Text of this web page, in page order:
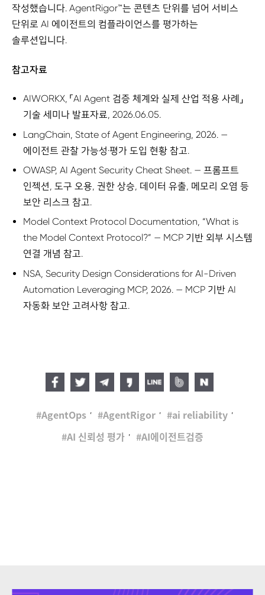
작성했습니다. AgentRigor™는 콘텐츠 단위를 넘어 서비스
단위로 AI 에이전트의 컴플라이언스를 평가하는
솔루션입니다.
참고자료
AIWORKX, 「AI Agent 검증 체계와 실제 산업 적용 사례」
기술 세미나 발표자료, 2026.06.05.
LangChain, State of Agent Engineering, 2026. —
에이전트 관찰 가능성·평가 도입 현황 참고.
OWASP, AI Agent Security Cheat Sheet. — 프롬프트
인젝션, 도구 오용, 권한 상승, 데이터 유출, 메모리 오염 등
보안 리스크 참고.
Model Context Protocol Documentation, “What is
the Model Context Protocol?” — MCP 기반 외부 시스템
연결 개념 참고.
NSA, Security Design Considerations for AI-Driven
Automation Leveraging MCP, 2026. — MCP 기반 AI
자동화 보안 고려사항 참고.
AgentOps , AgentRigor , ai reliability ,
AI 신뢰성 평가 , AI에이전트검증